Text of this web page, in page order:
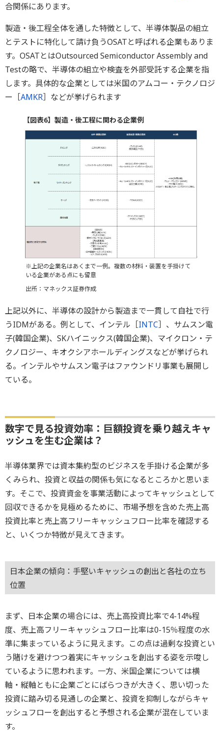
合関係にあります。
製造・後工程全体を通した特徴として、半導体製品の組立
とテストに特化して請け負うOSATと呼ばれる企業もありま
す。OSATとはOutsourced Semiconductor Assembly and
Testの略で、半導体の組立や検査を外部受託する企業を指
します。具体的な企業としては米国のアムコー・テクノロジ
ー［AMKR］などが挙げられます
【図表6】製造・後工程に関わる企業例
※上記の企業名はあくまで一例。複数の材料・装置を手掛けて
いる企業がある点にも留意
出所：マネックス証券作成
上記以外に、半導体の設計から製造まで一貫して自社で行
うIDMがある。例として、インテル［INTC］、サムスン電
子(韓国企業)、SKハイニックス(韓国企業)、マイクロン・テ
クノロジー、キオクシアホールディングスなどが挙げられ
る。インテルやサムスン電子はファウンドリ事業も展開し
ている。
数字で見る投資効率：巨額投資を乗り越えキャ
ッシュを生む企業は？
半導体業界では資本集約型のビジネスを手掛ける企業が多
くみられ、投資と収益の関係も気になるところかと思いま
す。そこで、投資資金を事業活動によってキャッシュとして
回収できるかを見極めるために、市場予想を含めた売上高
投資比率と売上高フリーキャッシュフロー比率を確認する
と、いくつか特徴が見えてきます。
日本企業の傾向：手堅いキャッシュの創出と各社の立ち
位置
まず、日本企業の場合には、売上高投資比率で4-14%程
度、売上高フリーキャッシュフロー比率は0-15％程度の水
準に集まっているように見えます。この点は過剰な投資とい
う賭けを避けつつ着実にキャッシュを創出する姿を示唆し
ているように思われます。一方、米国企業については横
軸・縦軸ともに企業ごとにばらつきが大きく、思い切った
投資に踏み切る見通しの企業と、投資を抑制しながらキャ
ッシュフローを創出すると予想される企業が混在していま
す。